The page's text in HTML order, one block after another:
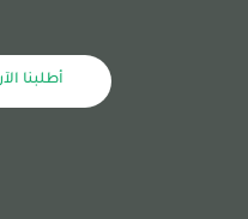
أطلبنا الآن :